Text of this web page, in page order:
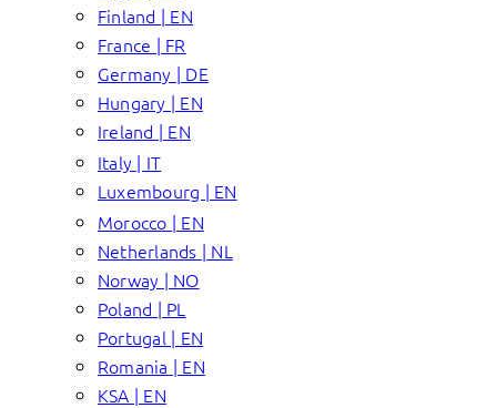
Finland | EN
France | FR
Germany | DE
Hungary | EN
Ireland | EN
Italy | IT
Luxembourg | EN
Morocco | EN
Netherlands | NL
Norway | NO
Poland | PL
Portugal | EN
Romania | EN
KSA | EN